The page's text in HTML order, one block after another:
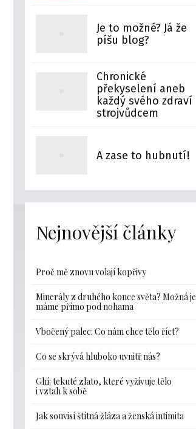
Je to možné? Já že
píšu blog?
Chronické
překyselení aneb
každý svého zdraví
strojvůdcem
A zase to hubnutí!
Nejnovější články
Proč mě znovu volají kopřivy
Minerály z druhého konce světa? Možná je
máme přímo pod nohama
Vbočený palec: Co nám chce tělo říct?
Co se skrývá hluboko uvnitř nás?
Ghí: tekuté zlato, které vyživuje tělo
i vztah k sobě
Jak souvisí štítná žláza a ženská intimita